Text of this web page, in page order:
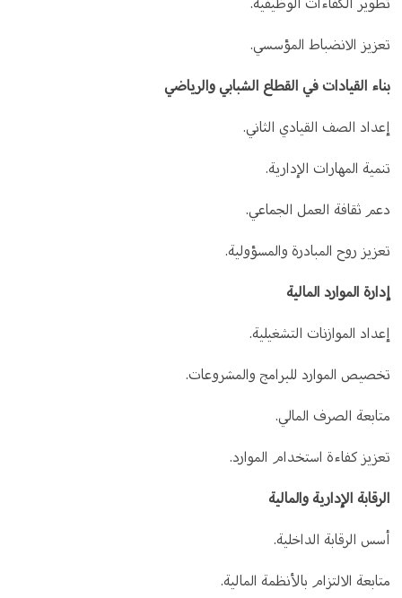
تعزيز الانضباط المؤسسي.
بناء القيادات في القطاع الشبابي والرياضي
إعداد الصف القيادي الثاني.
تنمية المهارات الإدارية.
دعم ثقافة العمل الجماعي.
تعزيز روح المبادرة والمسؤولية.
إدارة الموارد المالية
إعداد الموازنات التشغيلية.
تخصيص الموارد للبرامج والمشروعات.
متابعة الصرف المالي.
تعزيز كفاءة استخدام الموارد.
الرقابة الإدارية والمالية
أسس الرقابة الداخلية.
متابعة الالتزام بالأنظمة المالية.